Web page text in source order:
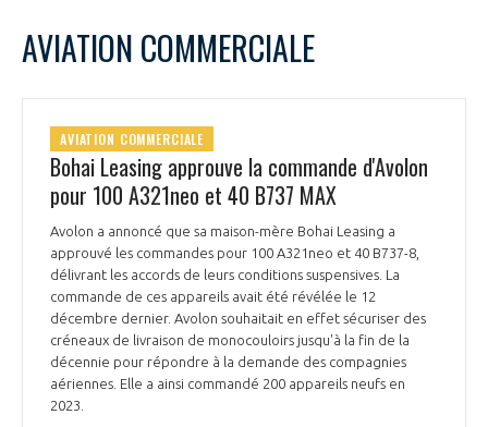
PRÉSENTATION
NOTRE VISION
NOS MISSIONS
NOTRE HISTOIRE
ORGANISATION
LE CONSEIL DU GIFAS
L’ÉQUIPE DU GIFAS
NOS RÉSEAUX À L'INTERNATIONAL
FONCTIONNEMENT
GEADS
COMITÉ AERO PME
ACCOMPAGNEMENT DE NOS ADHÉRENTS
LES PROGRAMMES DU GIFAS
LA MÉDIATION
L
M M J
1 2 3 4 5 6
7
8
9
15
16 20
22
23 24 25 26
AVIATION COMMERCIALE
AVIATION COMMERCIALE
Bohai Leasing approuve la commande d'Avolon
pour 100 A321neo et 40 B737 MAX
Avolon a annoncé que sa maison-mère Bohai Leasing a
approuvé les commandes pour 100 A321neo et 40 B737-8,
délivrant les accords de leurs conditions suspensives. La
commande de ces appareils avait été révélée le 12
décembre dernier. Avolon souhaitait en effet sécuriser des
créneaux de livraison de monocouloirs jusqu'à la fin de la
décennie pour répondre à la demande des compagnies
aériennes. Elle a ainsi commandé 200 appareils neufs en
2023.
Rejoignez une filière d’excellence et développez